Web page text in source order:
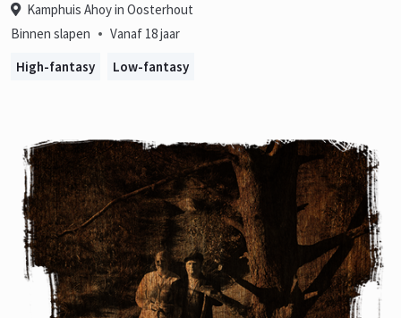
Kamphuis Ahoy in Oosterhout
Binnen slapen • Vanaf 18 jaar
High-fantasy
Low-fantasy